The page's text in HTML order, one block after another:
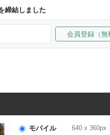
締結しました
会員登録（無
モバイル
640x 360px